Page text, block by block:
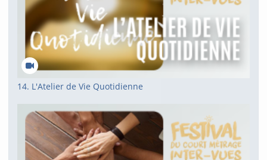
14. L'Atelier de Vie Quotidienne